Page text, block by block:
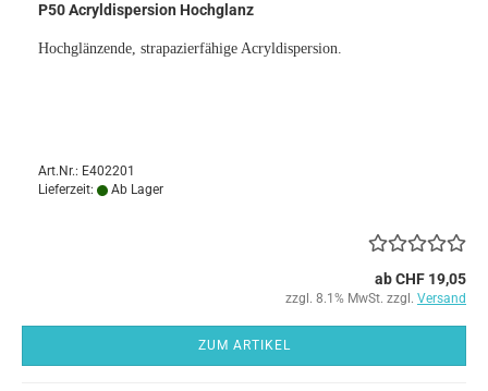
P50 Acryldispersion Hochglanz
Hochglänzende, strapazierfähige Acryldispersion.
Art.Nr.: E402201
Lieferzeit:
Ab Lager
ab CHF 19,05
zzgl. 8.1% MwSt. zzgl. Versand
ZUM ARTIKEL